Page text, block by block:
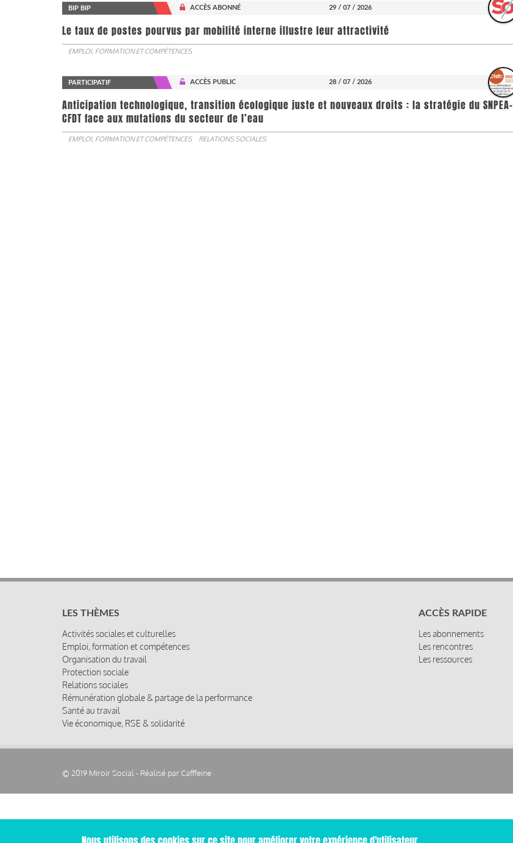
BIP BIP ACCÈS ABONNÉ 29 / 07 / 2026
Le taux de postes pourvus par mobilité interne illustre leur attractivité
EMPLOI, FORMATION ET COMPÉTENCES
PARTICIPATIF ACCÈS PUBLIC 28 / 07 / 2026
Anticipation technologique, transition écologique juste et nouveaux droits : la stratégie du SNPEA-
CFDT face aux mutations du secteur de l’eau
EMPLOI, FORMATION ET COMPÉTENCES RELATIONS SOCIALES
LES THÈMES
Activités sociales et culturelles
Emploi, formation et compétences
Organisation du travail
Protection sociale
Relations sociales
Rémunération globale & partage de la performance
Santé au travail
Vie économique, RSE & solidarité
ACCÈS RAPIDE
Les abonnements
Les rencontres
Les ressources
© 2019 Miroir Social - Réalisé par Cafffeine
Pied
de